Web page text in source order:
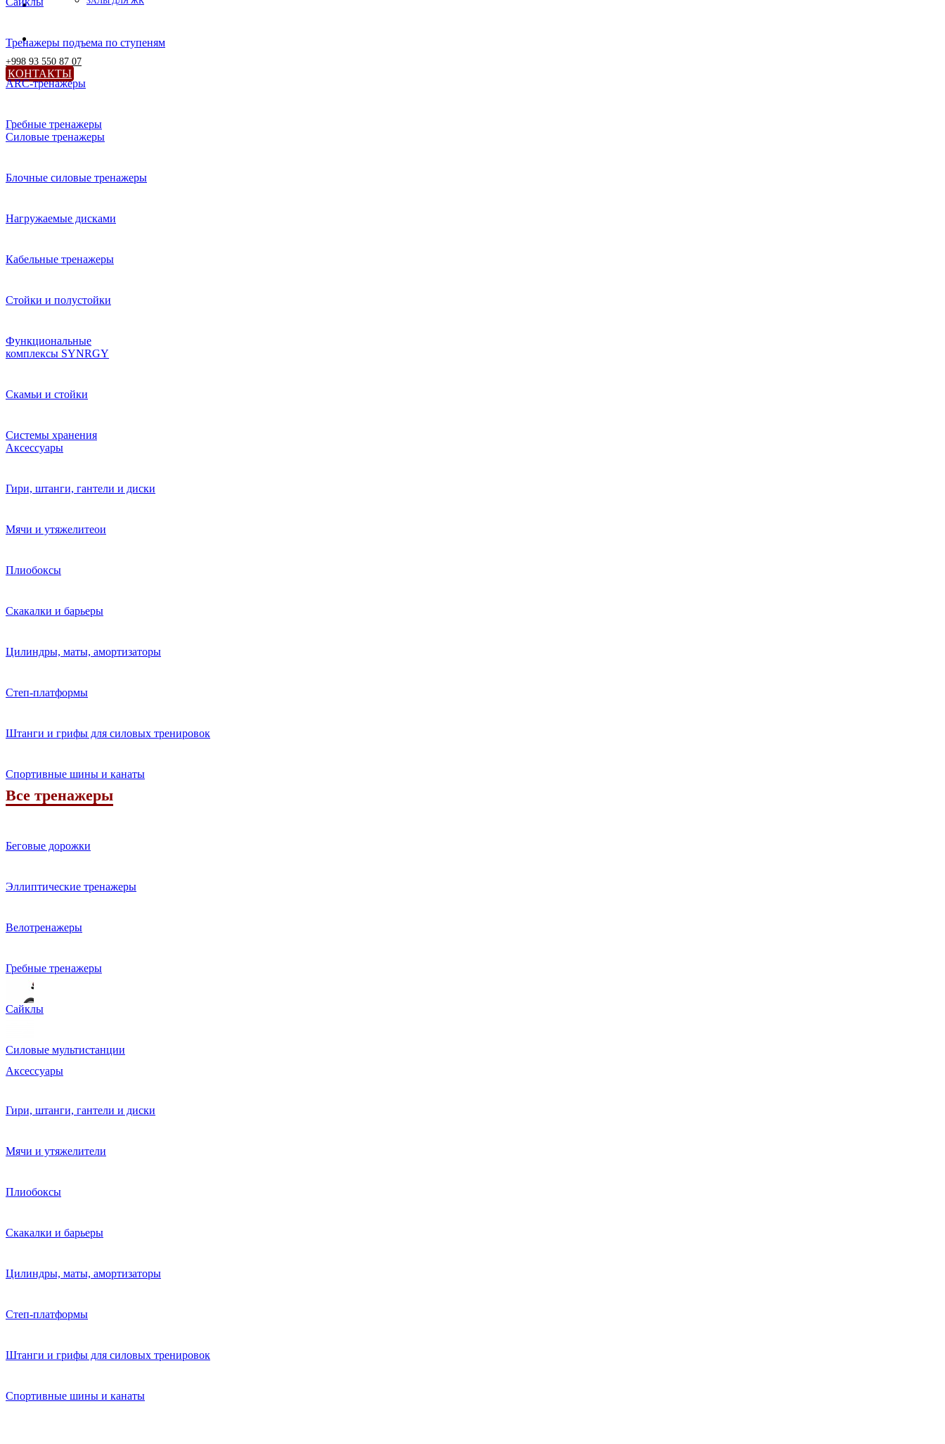
+998 93 550 87 07
КОНТАКТЫ
Тренажеры подъема по ступеням
ARC-тренажеры
Гребные тренажеры
Силовые тренажеры
Блочные силовые тренажеры
Нагружаемые дисками
Кабельные тренажеры
Стойки и полустойки
Функциональные
комплексы SYNRGY
Скамьи и стойки
Системы хранения
Аксессуары
Гири, штанги, гантели и диски
Мячи и утяжелитеои
Плиобоксы
Скакалки и барьеры
Цилиндры, маты, амортизаторы
Степ-платформы
Штанги и грифы для силовых тренировок
Спортивные шины и канаты
Все тренажеры
.
Беговые дорожки
Эллиптические тренажеры
Велотренажеры
Гребные тренажеры
Сайклы
Силовые мультистанции
Аксессуары
Гири, штанги, гантели и диски
Мячи и утяжелители
Плиобоксы
Скакалки и барьеры
Цилиндры, маты, амортизаторы
Степ-платформы
Штанги и грифы для силовых тренировок
Спортивные шины и канаты